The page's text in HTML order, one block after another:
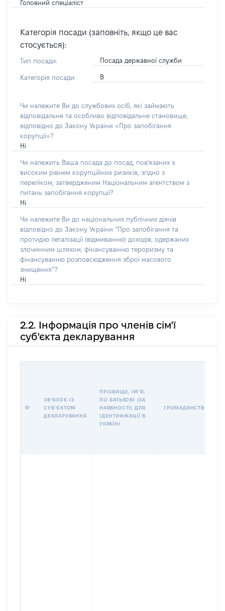
Головний спеціаліст
Категорія посади (заповніть, якщо це вас
стосується):
Тип посади: Посада державної служби
Категорія посади: В
Чи належите Ви до службових осіб, які займають
відповідальне та особливо відповідальне становище,
відповідно до Закону України «Про запобігання
корупції»?
Ні
Чи належить Ваша посада до посад, пов'язаних з
високим рівнем корупційних ризиків, згідно з
переліком, затвердженим Національним агентством з
питань запобігання корупції?
Ні
Чи належите Ви до національних публічних діячів
відповідно до Закону України “Про запобігання та
протидію легалізації (відмиванню) доходів, одержаних
злочинним шляхом, фінансуванню тероризму та
фінансуванню розповсюдження зброї масового
знищення”?
Ні
2.2. Інформація про членів сім'ї
суб'єкта декларування
№
ЗВʼЯЗОК ІЗ
СУБʼЄКТОМ
ДЕКЛАРУВАННЯ
ПРІЗВИЩЕ, ІМʼЯ,
ПО БАТЬКОВІ (ЗА
НАЯВНОСТІ) ДЛЯ
ІДЕНТИФІКАЦІЇ В
УКРАЇНІ
ГРОМАДЯНСТВО